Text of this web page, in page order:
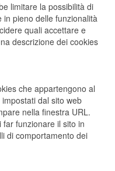
limitare la possibilità di
in pieno delle funzionalità
quali accettare e
descrizione dei cookies
che appartengono al
dal sito web
nella finestra URL.
funzionare il sito in
di comportamento dei